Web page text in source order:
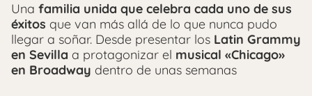
Una familia unida que celebra cada uno de sus
éxitos que van más allá de lo que nunca pudo
llegar a soñar. Desde presentar los Latin Grammy
en Sevilla a protagonizar el musical «Chicago»
en Broadway dentro de unas semanas